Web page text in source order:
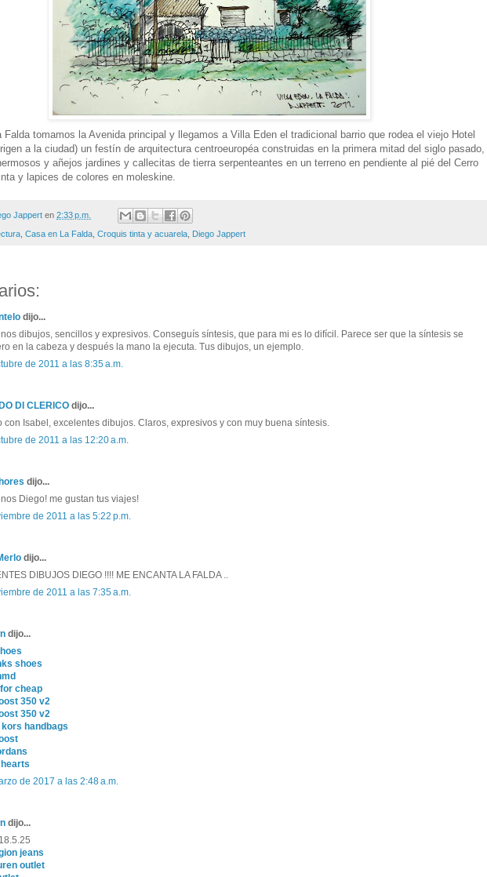
Falda tomamos la Avenida principal y llegamos a Villa Eden el tradicional barrio que rodea el viejo Hotel
a la ciudad) un festín de arquitectura centroeuropéa construidas en la primera mitad del siglo pasado,
y añejos jardines y callecitas de tierra serpenteantes en un terreno en pendiente al pié del Cerro
y lapices de colores en moleskine.
Jappert en 2:33 p.m.
, Casa en La Falda, Croquis tinta y acuarela, Diego Jappert
dijo...
dibujos, sencillos y expresivos. Conseguís síntesis, que para mi es lo difícil. Parece ser que la síntesis se
en la cabeza y después la mano la ejecuta. Tus dibujos, un ejemplo.
de 2011 a las 8:35 a.m.
DI CLERICO dijo...
con Isabel, excelentes dibujos. Claros, expresivos y con muy buena síntesis.
de 2011 a las 12:20 a.m.
dijo...
Diego! me gustan tus viajes!
de 2011 a las 5:22 p.m.
dijo...
DIBUJOS DIEGO !!!! ME ENCANTA LA FALDA ..
de 2011 a las 7:35 a.m.
dijo...
shoes
cheap
350 v2
350 v2
handbags
de 2017 a las 2:48 a.m.
dijo...
jeans
outlet